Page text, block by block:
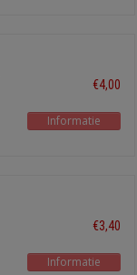
€4,00
Informatie
€3,40
Informatie